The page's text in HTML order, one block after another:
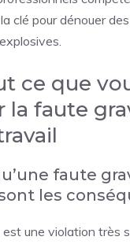
clé pour dénouer
ce que
la faute
faute
les
une violation très